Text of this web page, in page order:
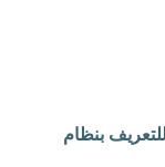
بنظام